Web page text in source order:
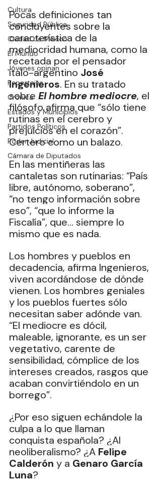
Cultura
Seguridad Pública
Ciudad de México
El Mundo
Jóvenes opinan
Reportajes
Crónica
Estados y Municipios
Partidos Políticos
Poder Judicial
Cámara de Diputados
Pocas definiciones tan
concluyentes sobre la
característica de la
mediocridad humana, como la
recetada por el pensador
ítalo-argentino José
Ingenieros. En su tratado
sobre El hombre mediocre, el
filósofo afirma que “sólo tiene
rutinas en el cerebro y
prejuicios en el corazón”.
Certero como un balazo.
En las mentiñeras las
cantaletas son rutinarias: “País
libre, autónomo, soberano”,
“no tengo información sobre
eso”, “que lo informe la
Fiscalía”, que… siempre lo
mismo que es nada.
Los hombres y pueblos en
decadencia, afirma Ingenieros,
viven acordándose de dónde
vienen. Los hombres geniales
y los pueblos fuertes sólo
necesitan saber adónde van.
“El mediocre es dócil,
maleable, ignorante, es un ser
vegetativo, carente de
sensibilidad, cómplice de los
intereses creados, rasgos que
acaban convirtiéndolo en un
borrego”.
¿Por eso siguen echándole la
culpa a lo que llaman
conquista española? ¿Al
neoliberalismo? ¿A Felipe
Calderón y a Genaro García
Luna?